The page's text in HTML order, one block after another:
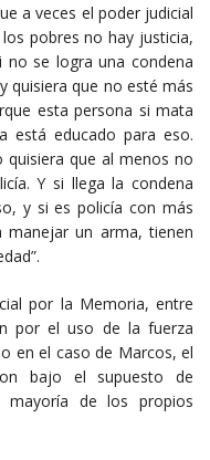
a veces el poder judicial
pobres no hay justicia,
no se logra una condena
quisiera que no esté más
esta persona si mata
está educado para eso.
quisiera que al menos no
Y si llega la condena
y si es policía con más
manejar un arma, tienen
por la Memoria, entre
por el uso de la fuerza
en el caso de Marcos, el
bajo el supuesto de
mayoría de los propios